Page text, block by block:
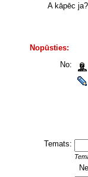
A kāpēc
Nopūsties:
No:
Temats: